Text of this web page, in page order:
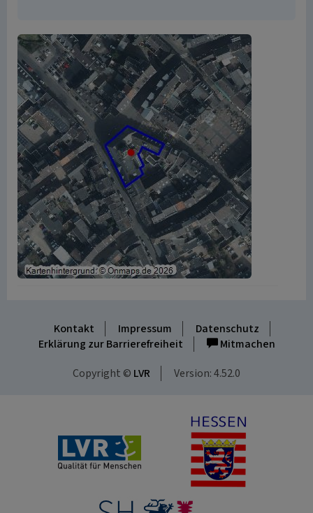
Kontakt Impressum
Datenschutz
Erklärung zur Barrierefreiheit
Mitmachen
Copyright © LVR Version: 4.52.0